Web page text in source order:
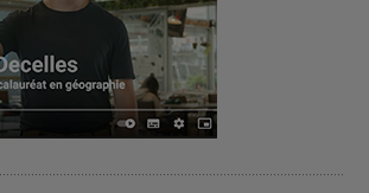
en savoir plus.